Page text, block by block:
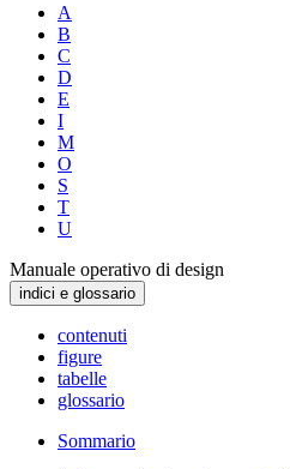
A
B
C
D
E
I
M
O
S
T
U
Manuale operativo di design
indici e glossario
contenuti
figure
tabelle
glossario
Sommario